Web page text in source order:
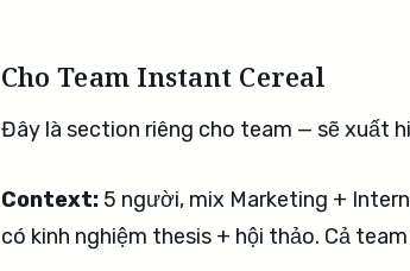
Cho Team Instant Cereal
Đây là section riêng cho team — sẽ xuất
Context: 5 người, mix Marketing +
có kinh nghiệm thesis + hội thảo. Cả